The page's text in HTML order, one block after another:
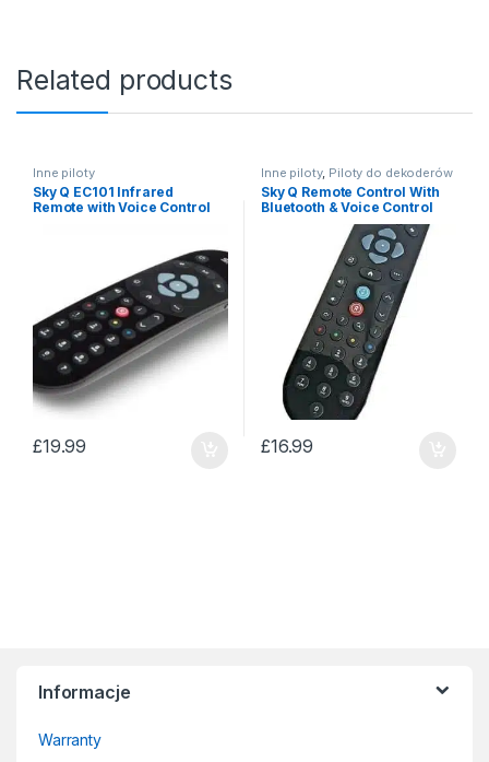
Related products
Inne piloty
Sky Q EC101 Infrared
Remote with Voice Control
£19.99
Inne piloty, Piloty do dekoderów
Sky Q Remote Control With
Bluetooth & Voice Control
£16.99
Informacje
Warranty